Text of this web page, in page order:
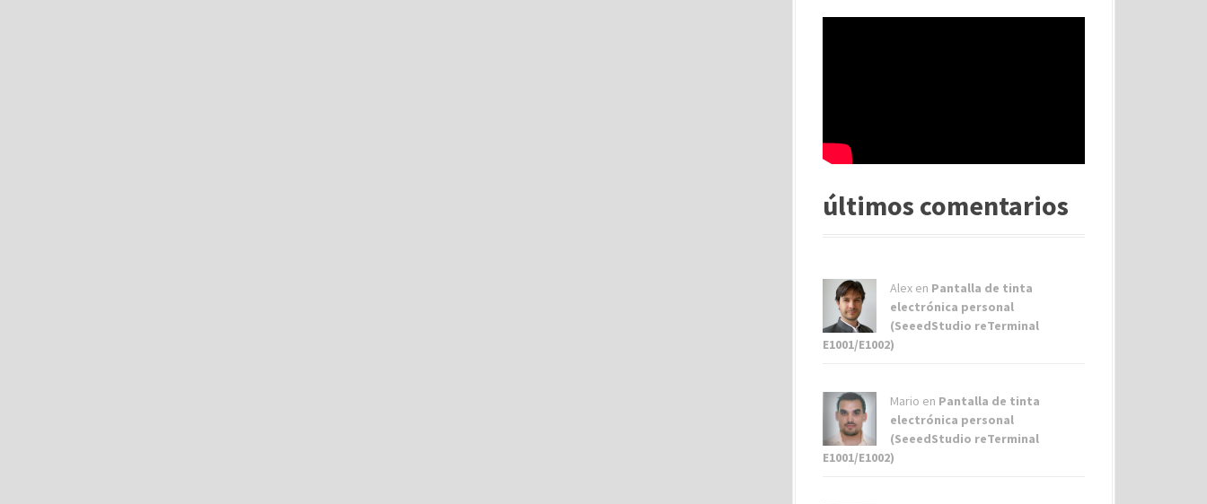
últimos comentarios
Alex en Pantalla de tinta
electrónica personal
(SeeedStudio reTerminal
E1001/E1002)
Mario en Pantalla de tinta
electrónica personal
(SeeedStudio reTerminal
E1001/E1002)